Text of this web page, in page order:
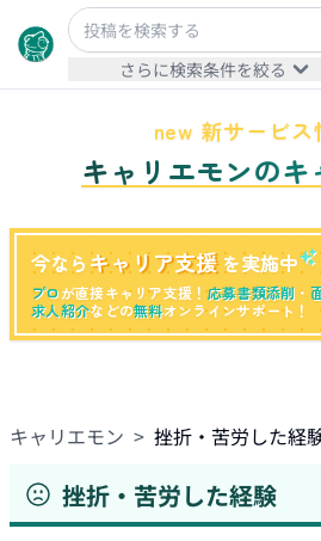
さらに検索条件を絞る
new 新サービス
キャリエモンの
今なら キャリア支援 を実施中
プロが直接キャリア支援！応募書類添削 ・
求人紹介などの無料オンラインサポート！
キャリエモン > 挫折・苦労した経
挫折・苦労した経験